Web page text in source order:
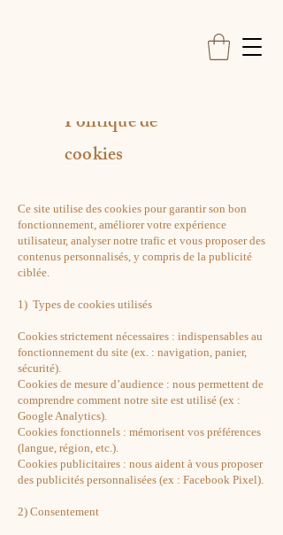
Politique de
cookies
Ce site utilise des cookies pour garantir son bon
fonctionnement, améliorer votre expérience
utilisateur, analyser notre trafic et vous proposer des
contenus personnalisés, y compris de la publicité
ciblée.
1) Types de cookies utilisés
Cookies strictement nécessaires : indispensables au
fonctionnement du site (ex. : navigation, panier,
sécurité).
Cookies de mesure d’audience : nous permettent de
comprendre comment notre site est utilisé (ex :
Google Analytics).
Cookies fonctionnels : mémorisent vos préférences
(langue, région, etc.).
Cookies publicitaires : nous aident à vous proposer
des publicités personnalisées (ex : Facebook Pixel).
2) Consentement